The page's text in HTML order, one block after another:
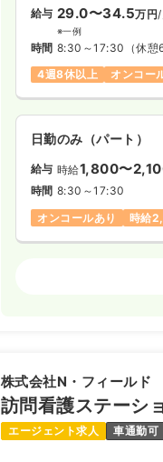
給与 29.0〜34.5万円/
※一例
時間 8:30～17:30 （休憩
4週8休以上
オンコー
日勤のみ（パート）
給与 時給1,800〜
時間 8:30～17:30
オンコールあり
時給
時間 8:30～17:30 （休憩
4週8休以上
オンコー
株式会社N・フィールド
訪問看護ステーシ
エージェント求人 車通勤可